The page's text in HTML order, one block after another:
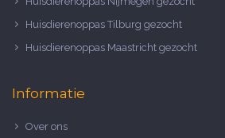
Huisdierenoppas Tilburg gezocht
Huisdierenoppas Maastricht gezocht
Informatie
Over ons